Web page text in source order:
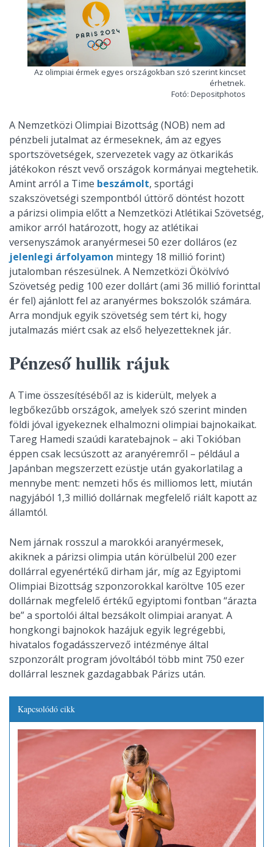
Az olimpiai érmek egyes országokban szó szerint kincset
érhetnek.
Fotó: Depositphotos
A Nemzetközi Olimpiai Bizottság (NOB) nem ad
pénzbeli jutalmat az érmeseknek, ám az egyes
sportszövetségek, szervezetek vagy az ötkarikás
játékokon részt vevő országok kormányai megtehetik.
Amint arról a Time beszámolt, sportági
szakszövetségi szempontból úttörő döntést hozott
a párizsi olimpia előtt a Nemzetközi Atlétikai Szövetség,
amikor arról határozott, hogy az atlétikai
versenyszámok aranyérmesei 50 ezer dolláros (ez
jelenlegi árfolyamon mintegy 18 millió forint)
jutalomban részesülnek. A Nemzetközi Ökölvívó
Szövetség pedig 100 ezer dollárt (ami 36 millió forinttal
ér fel) ajánlott fel az aranyérmes bokszolók számára.
Arra mondjuk egyik szövetség sem tért ki, hogy
jutalmazás miért csak az első helyezetteknek jár.
Pénzeső hullik rájuk
A Time összesítéséből az is kiderült, melyek a
legbőkezűbb országok, amelyek szó szerint minden
földi jóval igyekeznek elhalmozni olimpiai bajnokaikat.
Tareg Hamedi szaúdi karatebajnok – aki Tokióban
éppen csak lecsúszott az aranyéremről – például a
Japánban megszerzett ezüstje után gyakorlatilag a
mennybe ment: nemzeti hős és milliomos lett, miután
nagyjából 1,3 millió dollárnak megfelelő riált kapott az
államtól.
Nem járnak rosszul a marokkói aranyérmesek,
akiknek a párizsi olimpia után körülbelül 200 ezer
dollárral egyenértékű dirham jár, míg az Egyiptomi
Olimpiai Bizottság szponzorokkal karöltve 105 ezer
dollárnak megfelelő értékű egyiptomi fontban “árazta
be” a sportolói által bezsákolt olimpiai aranyat. A
hongkongi bajnokok hazájuk egyik legrégebbi,
hivatalos fogadásszervező intézménye által
szponzorált program jóvoltából több mint 750 ezer
dollárral lesznek gazdagabbak Párizs után.
Kapcsolódó cikk